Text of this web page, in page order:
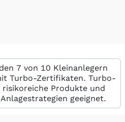
7 von 10 Kleinanlegern
Turbo-Zertifikaten. Turbo-
Produkte und
geeignet.